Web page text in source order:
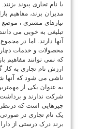
با نام تجاری پیوند
مدیران برند، مفاهیم
نیازهای مشتری ، موضع
تبلیغی به خوبی می
آنها دارند. اما در
محصولات و خدمات
که نمی توانند مفاهیم
ارزش نام تجاری به کار
ناشی می شود که آنها
به عنوان یکی از
شرکت ندارند و برداشت
چیزهایی است که
یک نام تجاری در
برند درک درستی از